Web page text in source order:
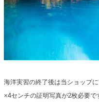
海洋実習の終了後は当ショップ
×4センチの証明写真が2枚必要